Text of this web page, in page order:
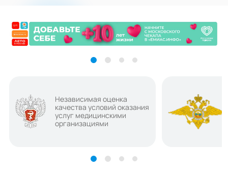
Независимая оценка
качества условий оказания
услуг медицинскими
организациями